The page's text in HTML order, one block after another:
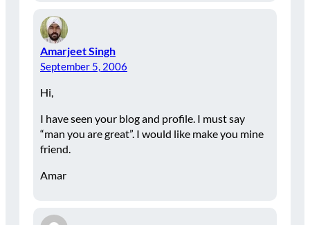
Amarjeet Singh
September 5, 2006
Hi,
I have seen your blog and profile. I must say
“man you are great”. I would like make you mine
friend.
Amar